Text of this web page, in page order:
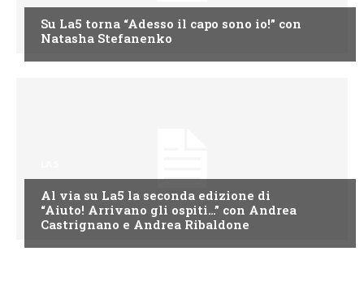
Su La5 torna “Adesso il capo sono io!” con
Natasha Stefanenko
Al via su La5 la seconda edizione di
“Aiuto! Arrivano gli ospiti…” con Andrea
Castrignano e Andrea Ribaldone